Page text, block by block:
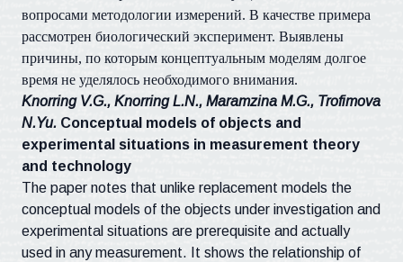
вопросами методологии измерений. В качестве примера
рассмотрен биологический эксперимент. Выявлены
причины, по которым концептуальным моделям долгое
время не уделялось необходимого внимания.
Knorring V.G., Knorring L.N., Maramzina M.G., Trofimova
N.Yu. Conceptual models of objects and
experimental situations in measurement theory
and technology
The paper notes that unlike replacement models the
conceptual models of the objects under investigation and
experimental situations are prerequisite and actually
used in any measurement. It shows the relationship of